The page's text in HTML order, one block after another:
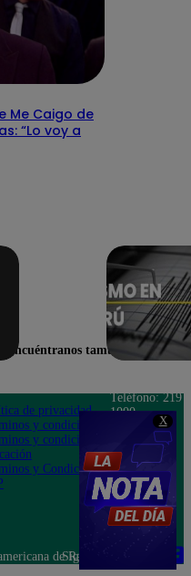
X
Me Caigo de
“Lo voy a
Encuéntranos también en
de privacidad
y condiciones
y condiciones
y Condiciones
Teléfono: 219
1000
Felipe 968
Jesús María
de Radio Difusión S.A.
Síguenos